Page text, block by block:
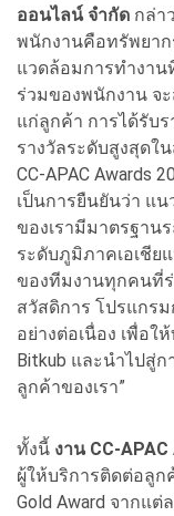
ออนไลน์ จำกัด กล่า
พนักงานคือทรัพยา
แวดล้อมการทำงา
ร่วมของพนักงาน จ
แก่ลูกค้า การได้รับร
รางวัลระดับสูงสุดใน
CC-APAC Awards
เป็นการยืนยันว่า แน
ของเรามีมาตรฐาน
ระดับภูมิภาคเอเชีย
ของทีมงานทุกคนที่
สวัสดิการ โปรแกร
อย่างต่อเนื่อง เพื่อ
Bitkub และนำไปสู่
ลูกค้าของเรา”
ทั้งนี้ งาน CC-
ผู้ให้บริการติดต่อลูก
Gold Award จากแ